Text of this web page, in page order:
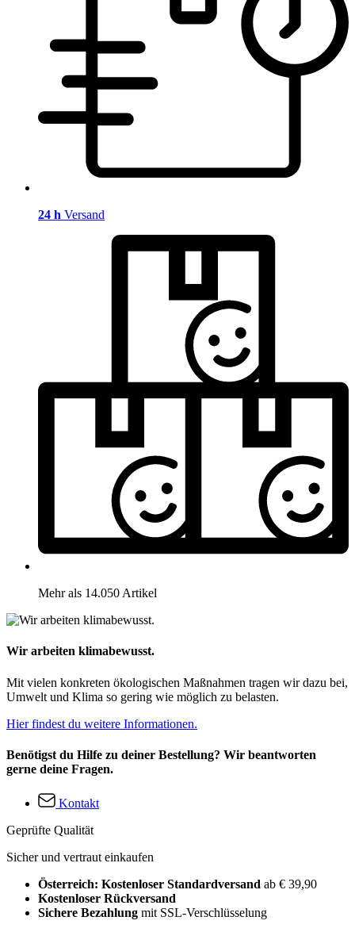
24 h Versand
Mehr als 14.050 Artikel
Wir arbeiten klimabewusst.
Mit vielen konkreten ökologischen Maßnahmen tragen wir dazu bei,
Umwelt und Klima so gering wie möglich zu belasten.
Hier findest du weitere Informationen.
Benötigst du Hilfe zu deiner Bestellung? Wir beantworten
gerne deine Fragen.
Kontakt
Geprüfte Qualität
Sicher und vertraut einkaufen
Österreich: Kostenloser Standardversand ab € 39,90
Kostenloser Rückversand
Sichere Bezahlung mit SSL-Verschlüsselung